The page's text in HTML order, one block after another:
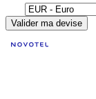
Valider ma devise